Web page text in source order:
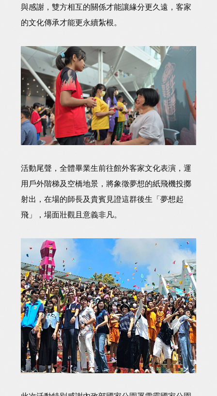
與感謝，雙方相互的關係才能讓緣分更久遠，客家
的文化傳承才能更永續紮根。
活動尾聲，全體畢業生前往館外客家文化表演，運
用戶外階梯及空橋地景，將象徵夢想的紙飛機投擲
射出，在場的師長及貴賓見證這群後生「夢想起
飛」，場面壯觀且意義非凡。